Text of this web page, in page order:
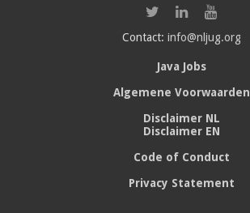
Contact: info@nljug.org
Java Jobs
Algemene Voorwaarden
Disclaimer NL
Disclaimer EN
Code of Conduct
Privacy Statement